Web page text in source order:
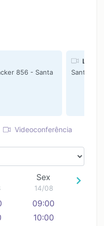
856 - Santa
Lidi
Santa
Videoconferência
Sex
14/08
09:00
10:00